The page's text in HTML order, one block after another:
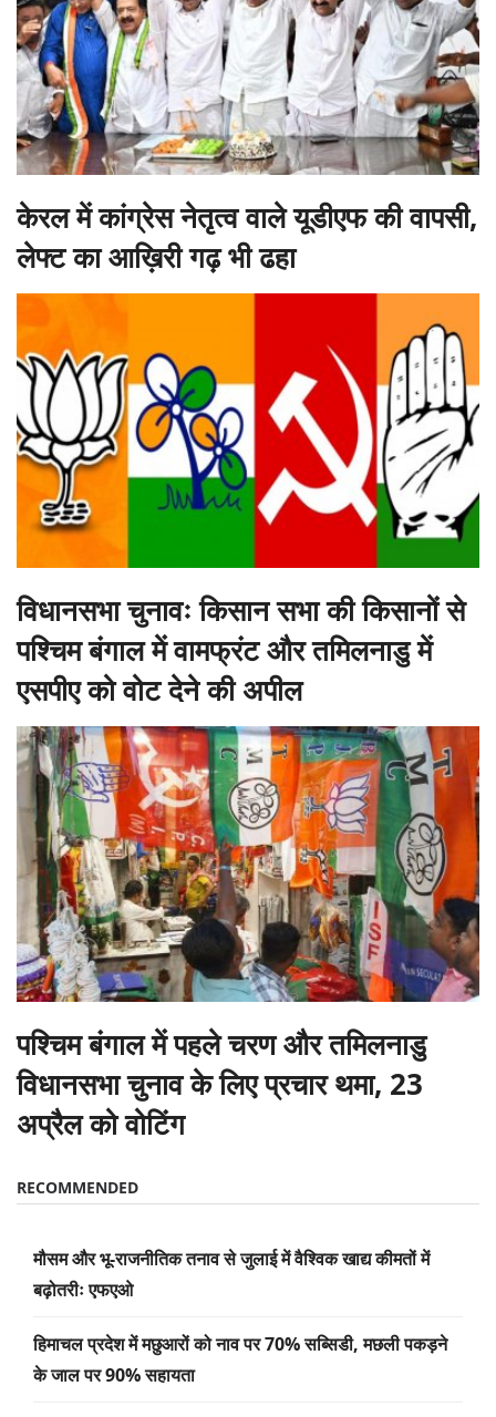
केरल में कांग्रेस नेतृत्व वाले यूडीएफ की वापसी,
लेफ्ट का आख़िरी गढ़ भी ढहा
विधानसभा चुनावः किसान सभा की किसानों से
पश्चिम बंगाल में वामफ्रंट और तमिलनाडु में
एसपीए को वोट देने की अपील
पश्चिम बंगाल में पहले चरण और तमिलनाडु
विधानसभा चुनाव के लिए प्रचार थमा, 23
अप्रैल को वोटिंग
RECOMMENDED
मौसम और भू-राजनीतिक तनाव से जुलाई में वैश्विक खाद्य कीमतों में
बढ़ोतरीः एफएओ
हिमाचल प्रदेश में मछुआरों को नाव पर 70% सब्सिडी, मछली पकड़ने
के जाल पर 90% सहायता